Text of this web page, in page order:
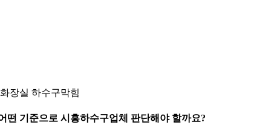
장실 하수구막힘
떤 기준으로 시흥하수구업체 판단해야 할까요?